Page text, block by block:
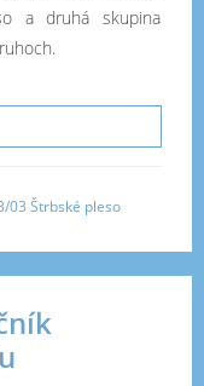
a druhá skupina
03 Štrbské pleso